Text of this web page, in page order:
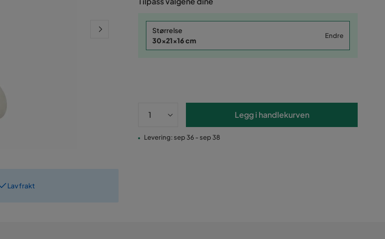
Lav frakt
Størrelse
30x21x16 cm
Endre
Legg i handlekurven
Levering: sep 36 - sep 38